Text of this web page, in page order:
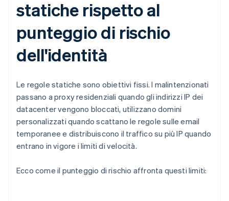
statiche rispetto al
punteggio di rischio
dell'identità
Le regole statiche sono obiettivi fissi. I malintenzionati
passano a proxy residenziali quando gli indirizzi IP dei
datacenter vengono bloccati, utilizzano domini
personalizzati quando scattano le regole sulle email
temporanee e distribuiscono il traffico su più IP quando
entrano in vigore i limiti di velocità.
Ecco come il punteggio di rischio affronta questi limiti: